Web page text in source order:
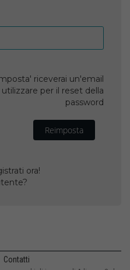
riceverai un'email
per il reset della
password
Reimposta
ora!
Contatti